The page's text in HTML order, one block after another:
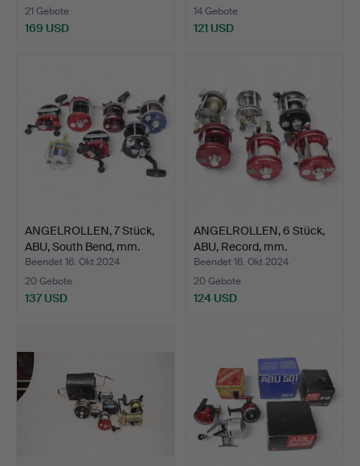
21 Gebote
169 USD
14 Gebote
121 USD
ANGELROLLEN, 7 Stück,
ABU, South Bend, mm.
Beendet 16. Okt 2024
20 Gebote
137 USD
ANGELROLLEN, 6 Stück,
ABU, Record, mm.
Beendet 16. Okt 2024
20 Gebote
124 USD